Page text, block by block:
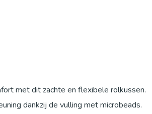
met dit zachte en flexibele rolkussen.
dankzij de vulling met microbeads.